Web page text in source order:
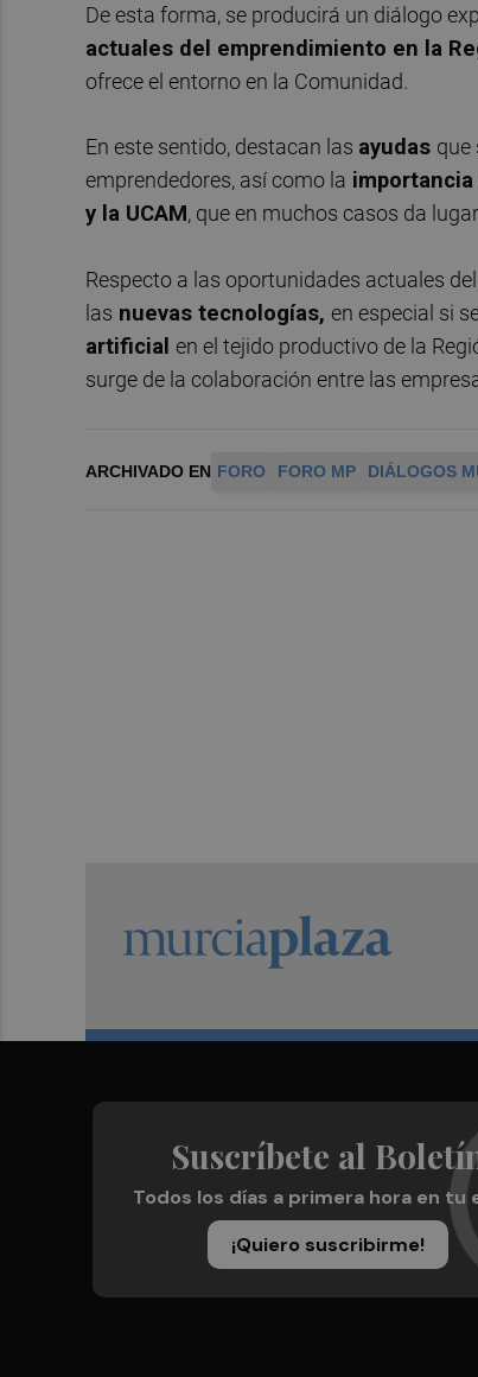
De esta forma, se producirá un diálogo
actuales del emprendimiento en la
ofrece el entorno en la Comunidad.
En este sentido, destacan las ayudas que
emprendedores, así como la
y la UCAM, que en muchos casos da
Respecto a las oportunidades actuales
las nuevas tecnologías, en especial si
artificial en el tejido productivo de la
surge de la colaboración entre las
ARCHIVADO EN FORO FORO MP DIÁLOGOS
Suscríbete al
Todos los días a primera hora en tu
¡Quiero suscribirme!